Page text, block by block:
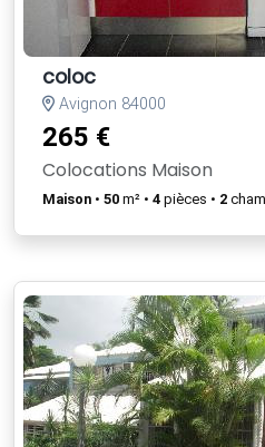
coloc
Avignon 84000
265 €
Colocations Maison
Maison • 50 m² • 4 pièces • 2